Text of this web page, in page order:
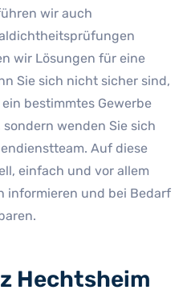
wir auch
wir Lösungen für eine
Sie sich nicht sicher sind,
bestimmtes Gewerbe
wenden Sie sich
Auf diese
einfach und vor allem
informieren und bei Bedarf
Hechtsheim